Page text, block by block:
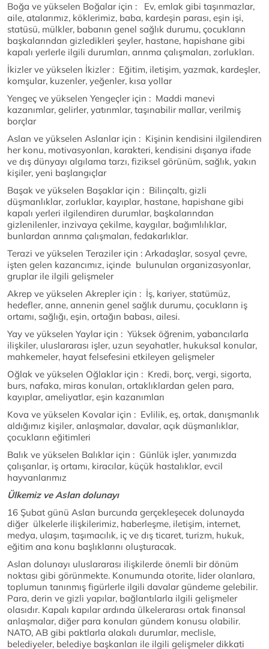
Boğa ve yükselen Boğalar için : Ev, emlak gibi taşınmazlar,
aile, atalarımız, köklerimiz, baba, kardeşin parası, eşin işi,
statüsü, mülkler, babanın genel sağlık durumu, çocukların
başkalarından gizledikleri şeyler, hastane, hapishane gibi
kapalı yerlerle ilgili durumları, arınma çalışmaları, zorlukları.
İkizler ve yükselen İkizler : Eğitim, iletişim, yazmak, kardeşler,
komşular, kuzenler, yeğenler, kısa yollar
Yengeç ve yükselen Yengeçler için : Maddi manevi
kazanımlar, gelirler, yatırımlar, taşınabilir mallar, verilmiş
borçlar
Aslan ve yükselen Aslanlar için : Kişinin kendisini ilgilendiren
her konu, motivasyonları, karakteri, kendisini dışarıya ifade
ve dış dünyayı algılama tarzı, fiziksel görünüm, sağlık, yakın
kişiler, yeni başlangıçlar
Başak ve yükselen Başaklar için : Bilinçaltı, gizli
düşmanlıklar, zorluklar, kayıplar, hastane, hapishane gibi
kapalı yerleri ilgilendiren durumlar, başkalarından
gizlenilenler, inzivaya çekilme, kaygılar, bağımlılıklar,
bunlardan arınma çalışmaları, fedakarlıklar.
Terazi ve yükselen Teraziler için : Arkadaşlar, sosyal çevre,
işten gelen kazancımız, içinde bulunulan organizasyonlar,
gruplar ile ilgili gelişmeler
Akrep ve yükselen Akrepler için : İş, kariyer, statümüz,
hedefler, anne, annenin genel sağlık durumu, çocukların iş
ortamı, sağlığı, eşin, ortağın babası, ailesi.
Yay ve yükselen Yaylar için : Yüksek öğrenim, yabancılarla
ilişkiler, uluslararası işler, uzun seyahatler, hukuksal konular,
mahkemeler, hayat felsefesini etkileyen gelişmeler
Oğlak ve yükselen Oğlaklar için : Kredi, borç, vergi, sigorta,
burs, nafaka, miras konuları, ortaklıklardan gelen para,
kayıplar, ameliyatlar, eşin kazanımları
Kova ve yükselen Kovalar için : Evlilik, eş, ortak, danışmanlık
aldığımız kişiler, anlaşmalar, davalar, açık düşmanlıklar,
çocukların eğitimleri
Balık ve yükselen Balıklar için : Günlük işler, yanımızda
çalışanlar, iş ortamı, kiracılar, küçük hastalıklar, evcil
hayvanlarımız
Ülkemiz ve Aslan dolunayı
16 Şubat günü Aslan burcunda gerçekleşecek dolunayda
diğer ülkelerle ilişkilerimiz, haberleşme, iletişim, internet,
medya, ulaşım, taşımacılık, iç ve dış ticaret, turizm, hukuk,
eğitim ana konu başlıklarını oluşturacak.
Aslan dolunayı uluslararası ilişkilerde önemli bir dönüm
noktası gibi görünmekte. Konumunda otorite, lider olanlara,
toplumun tanınmış figürlerle ilgili davalar gündeme gelebilir.
Para, derin ve gizli yapılar, bağlantılarla ilgili gelişmeler
olasıdır. Kapalı kapılar ardında ülkelerarası ortak finansal
anlaşmalar, diğer para konuları gündem konusu olabilir.
NATO, AB gibi paktlarla alakalı durumlar, meclisle,
belediyeler, belediye başkanları ile ilgili gelişmeler dikkati